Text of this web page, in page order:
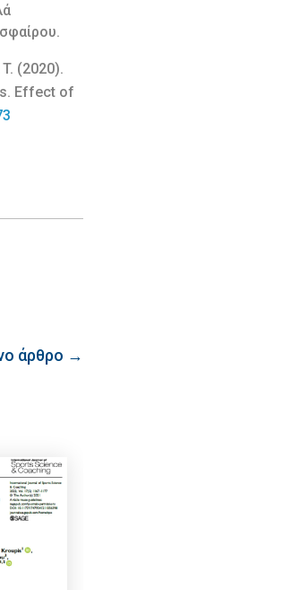
(2020).
Effect of
άρθρο →